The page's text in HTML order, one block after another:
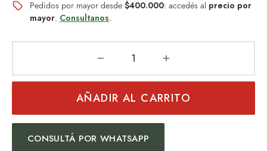
Diseño práctico y duradero.
Forrado con simil carpincho.
Un obsequio distinguido que combina diseño, practicidad y
Uso personal
Pedidos por mayor desde $400.000: accedés al precio por
mayor. Consultanos.
AÑADIR AL CARRITO
CONSULTÁ POR WHATSAPP